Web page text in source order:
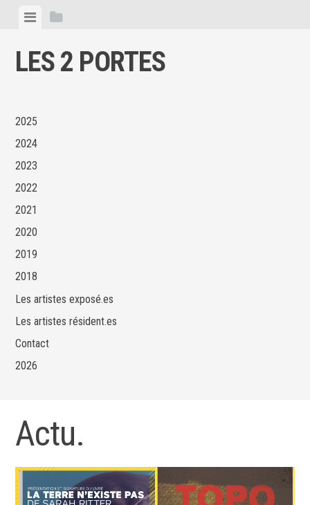
content
ViewView
LES 2 PORTES
2025
2024
2023
2022
2021
2020
2019
2018
Les artistes exposé.es
Les artistes résident.es
Contact
2026
Actu.